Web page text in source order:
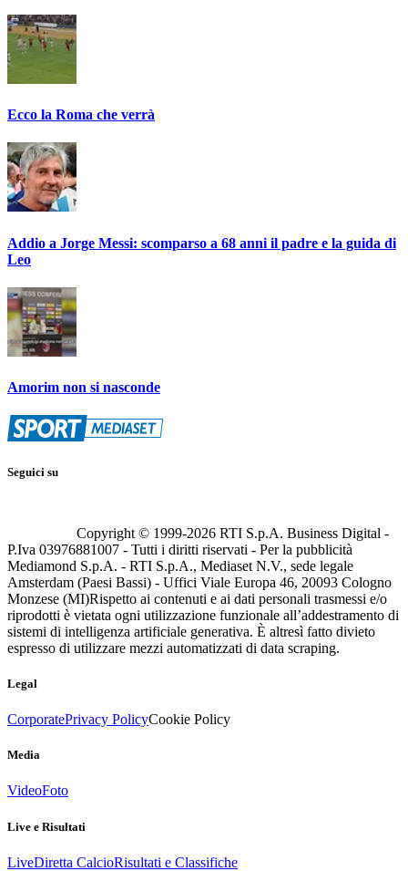
Ecco la Roma che verrà
Addio a Jorge Messi: scomparso a 68 anni il padre e la guida di
Leo
Amorim non si nasconde
Seguici su
Copyright © 1999-2026 RTI S.p.A. Business Digital -
P.Iva 03976881007 - Tutti i diritti riservati - Per la pubblicità
Mediamond S.p.A. - RTI S.p.A., Mediaset N.V., sede legale
Amsterdam (Paesi Bassi) - Uffici Viale Europa 46, 20093 Cologno
Monzese (MI)Rispetto ai contenuti e ai dati personali trasmessi e/o
riprodotti è vietata ogni utilizzazione funzionale all’addestramento di
sistemi di intelligenza artificiale generativa. È altresì fatto divieto
espresso di utilizzare mezzi automatizzati di data scraping.
Legal
CorporatePrivacy PolicyCookie Policy
Media
VideoFoto
Live e Risultati
LiveDiretta CalcioRisultati e Classifiche